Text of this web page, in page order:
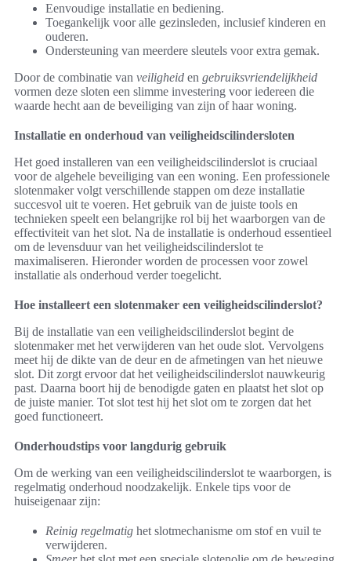
Eenvoudige installatie en bediening.
Toegankelijk voor alle gezinsleden, inclusief kinderen en
ouderen.
Ondersteuning van meerdere sleutels voor extra gemak.
Door de combinatie van veiligheid en gebruiksvriendelijkheid
vormen deze sloten een slimme investering voor iedereen die
waarde hecht aan de beveiliging van zijn of haar woning.
Installatie en onderhoud van veiligheidscilindersloten
Het goed installeren van een veiligheidscilinderslot is cruciaal
voor de algehele beveiliging van een woning. Een professionele
slotenmaker volgt verschillende stappen om deze installatie
succesvol uit te voeren. Het gebruik van de juiste tools en
technieken speelt een belangrijke rol bij het waarborgen van de
effectiviteit van het slot. Na de installatie is onderhoud essentieel
om de levensduur van het veiligheidscilinderslot te
maximaliseren. Hieronder worden de processen voor zowel
installatie als onderhoud verder toegelicht.
Hoe installeert een slotenmaker een veiligheidscilinderslot?
Bij de installatie van een veiligheidscilinderslot begint de
slotenmaker met het verwijderen van het oude slot. Vervolgens
meet hij de dikte van de deur en de afmetingen van het nieuwe
slot. Dit zorgt ervoor dat het veiligheidscilinderslot nauwkeurig
past. Daarna boort hij de benodigde gaten en plaatst het slot op
de juiste manier. Tot slot test hij het slot om te zorgen dat het
goed functioneert.
Onderhoudstips voor langdurig gebruik
Om de werking van een veiligheidscilinderslot te waarborgen, is
regelmatig onderhoud noodzakelijk. Enkele tips voor de
huiseigenaar zijn:
Reinig regelmatig het slotmechanisme om stof en vuil te
verwijderen.